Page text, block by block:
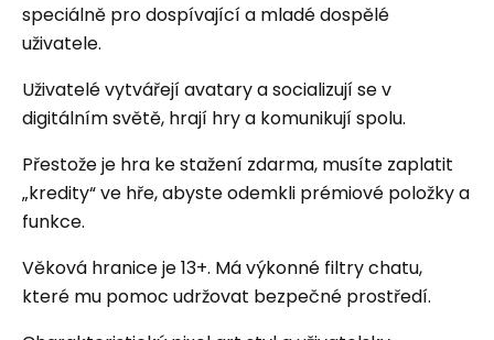
speciálně pro dospívající a mladé dospělé
uživatele.
Uživatelé vytvářejí avatary a socializují se v
digitálním světě, hrají hry a komunikují spolu.
Přestože je hra ke stažení zdarma, musíte zaplatit
„kredity“ ve hře, abyste odemkli prémiové položky a
funkce.
Věková hranice je 13+. Má výkonné filtry chatu,
které mu pomoc udržovat bezpečné prostředí.